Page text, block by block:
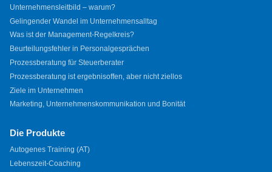
Unternehmensleitbild – warum?
Gelingender Wandel im Unternehmensalltag
Was ist der Management-Regelkreis?
Beurteilungsfehler in Personalgesprächen
Prozessberatung für Steuerberater
Prozessberatung ist ergebnisoffen, aber nicht ziellos
Ziele im Unternehmen
Marketing, Unternehmenskommunikation und Bonität
Die Produkte
Autogenes Training (AT)
Lebenszeit-Coaching